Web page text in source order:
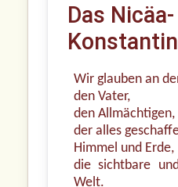
Das Nicäa-
Wir glauben an
den Vater,
den Allmächtigen,
der alles
Himmel und Erde,
die sichtbare
Welt.